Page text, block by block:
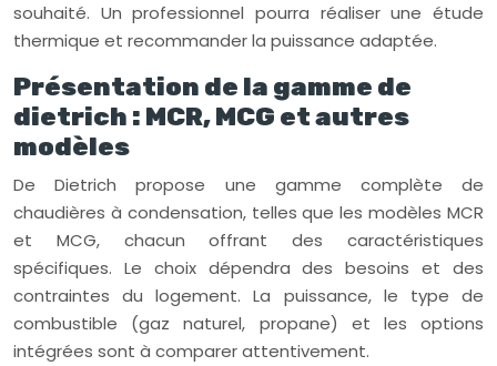
souhaité. Un professionnel pourra réaliser une étude
thermique et recommander la puissance adaptée.
Présentation de la gamme de
dietrich : MCR, MCG et autres
modèles
De Dietrich propose une gamme complète de
chaudières à condensation, telles que les modèles MCR
et MCG, chacun offrant des caractéristiques
spécifiques. Le choix dépendra des besoins et des
contraintes du logement. La puissance, le type de
combustible (gaz naturel, propane) et les options
intégrées sont à comparer attentivement.